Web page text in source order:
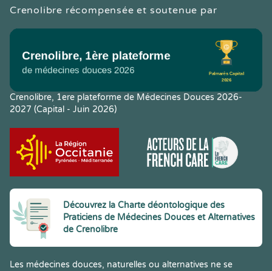
Crenolibre récompensée et soutenue par
Crenolibre, 1ere plateforme de Médecines Douces 2026-
2027 (Capital - Juin 2026)
Découvrez la Charte déontologique des
Praticiens de Médecines Douces et Alternatives
de Crenolibre
Les médecines douces, naturelles ou alternatives ne se